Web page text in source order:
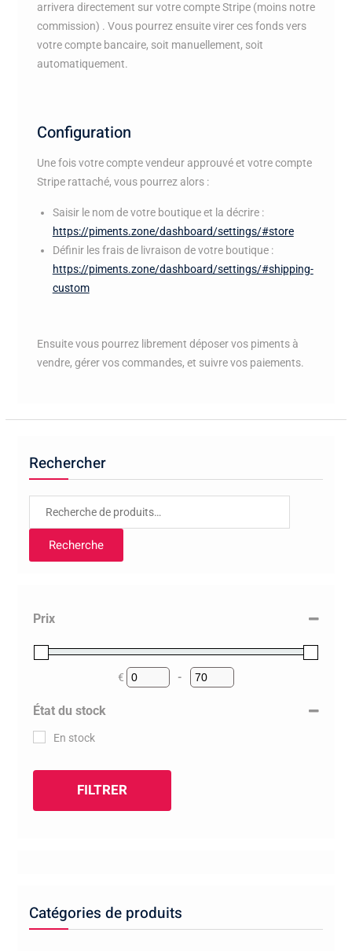
arrivera directement sur votre compte Stripe (moins notre
commission) . Vous pourrez ensuite virer ces fonds vers
votre compte bancaire, soit manuellement, soit
automatiquement.
Configuration
Une fois votre compte vendeur approuvé et votre compte
Stripe rattaché, vous pourrez alors :
Saisir le nom de votre boutique et la décrire :
https://piments.zone/dashboard/settings/#store
Définir les frais de livraison de votre boutique :
https://piments.zone/dashboard/settings/#shipping-
custom
Ensuite vous pourrez librement déposer vos piments à
vendre, gérer vos commandes, et suivre vos paiements.
Rechercher
Recherche
Prix
€
Minimum Price
-
Maximum Price
État du stock
En stock
FILTRER
Catégories de produits